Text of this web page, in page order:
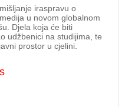
iraspravu o
u novom globalnom
Djela koja će biti
udžbenici na studijima, te
prostor u cjelini.